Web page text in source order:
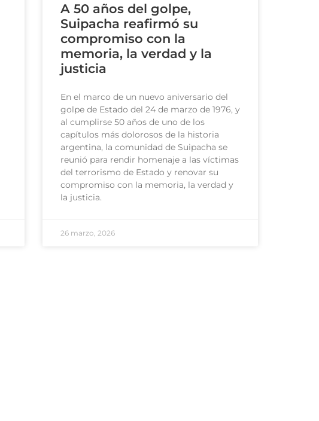
A 50 años del golpe,
Suipacha reafirmó su
compromiso con la
memoria, la verdad y la
justicia
En el marco de un nuevo aniversario del
golpe de Estado del 24 de marzo de 1976, y
al cumplirse 50 años de uno de los
capítulos más dolorosos de la historia
argentina, la comunidad de Suipacha se
reunió para rendir homenaje a las víctimas
del terrorismo de Estado y renovar su
compromiso con la memoria, la verdad y
la justicia.
26 marzo, 2026